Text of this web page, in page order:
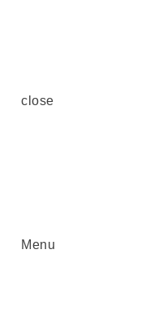
close
Menu